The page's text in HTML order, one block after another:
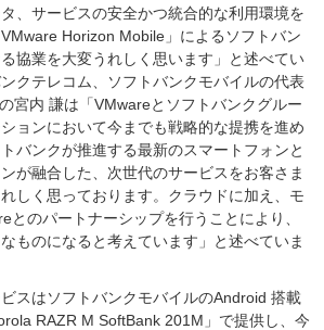
、サービスの安全かつ統合的な利用環境を
Horizon Mobile」によるソフトバン
協業を大変うれしく思います」と述べてい
クテレコム、ソフトバンクモバイルの代表
宮内 謙は「VMwareとソフトバンクグルー
ョンにおいて今までも戦略的な提携を進め
バンクが推進する最新のスマートフォンと
が融合した、次世代のサービスをお客さま
しく思っております。クラウドに加え、モ
とのパートナーシップを行うことにより、
ものになると考えています」と述べていま
スはソフトバンクモバイルのAndroid 搭載
RAZR M SoftBank 201M」で提供し、今